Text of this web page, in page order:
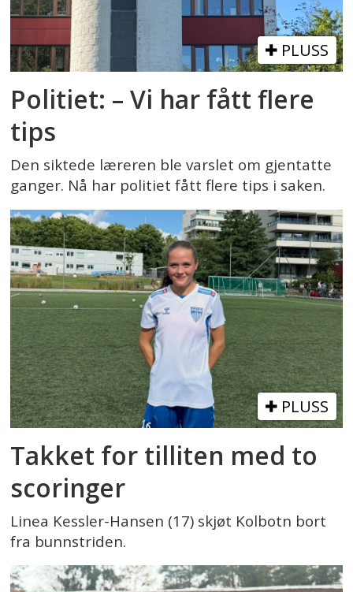
PLUSS
Politiet: – Vi har fått flere
tips
Den siktede læreren ble varslet om gjentatte
ganger. Nå har politiet fått flere tips i saken.
PLUSS
Takket for tilliten med to
scoringer
Linea Kessler-Hansen (17) skjøt Kolbotn bort
fra bunnstriden.